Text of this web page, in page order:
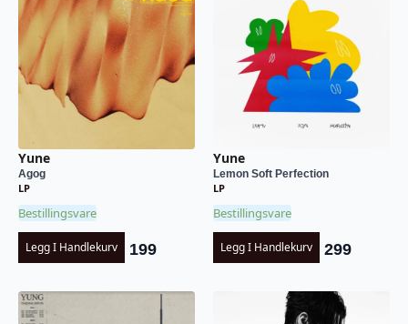
Yune
Agog
LP
Bestillingsvare
Legg I Handlekurv 199
Yune
Lemon Soft Perfection
LP
Bestillingsvare
Legg I Handlekurv 299